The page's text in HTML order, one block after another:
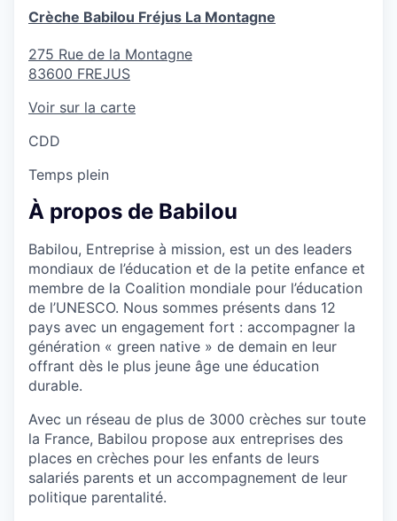
Crèche Babilou Fréjus La Montagne
275 Rue de la Montagne
83600 FREJUS
Voir sur la carte
CDD
Temps plein
À propos de Babilou
Babilou, Entreprise à mission, est un des leaders
mondiaux de l’éducation et de la petite enfance et
membre de la Coalition mondiale pour l’éducation
de l’UNESCO. Nous sommes présents dans 12
pays avec un engagement fort : accompagner la
génération « green native » de demain en leur
offrant dès le plus jeune âge une éducation
durable.
Avec un réseau de plus de 3000 crèches sur toute
la France, Babilou propose aux entreprises des
places en crèches pour les enfants de leurs
salariés parents et un accompagnement de leur
politique parentalité.